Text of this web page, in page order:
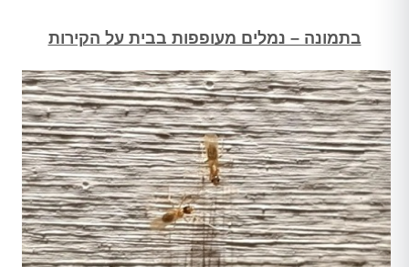
בתמונה – נמלים מעופפות בבית על הקירות